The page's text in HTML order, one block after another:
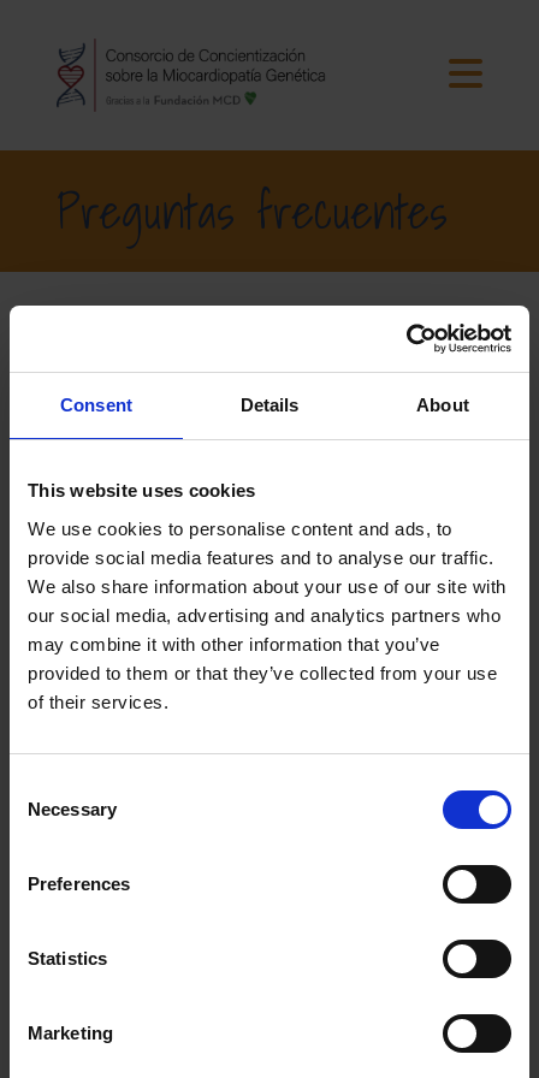
Consent Details About
This website uses cookies
We use cookies to personalise content and ads, to
provide social media features and to analyse our traffic.
We also share information about your use of our site with
our social media, advertising and analytics partners who
may combine it with other information that you’ve
provided to them or that they’ve collected from your use
of their services.
Selection
Necessary
Preferences
Statistics
Marketing
Preguntas frecuentes
Preguntas Frecuentes
¿CUBRE EL SEGURO EL COSTE DE LAS PRUEBAS
¿PUEDE MI COMPAÑÍA DE SEGUROS AUMENTAR
MIS TARIFAS SI DOY POSITIVO EN UNA
MIOCARDIOPATÍA GENÉTICA?
¿CUÁL ES EL PROCESO DE LAS PRUEBAS
GENÉTICAS?
MIOCARDIOPATÍA HEREDITARIA SON LA OPCIÓN
MÉDICOS SOBRE LA MIOCARDIOPATÍA GENÉTICA?